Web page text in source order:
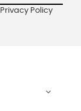
Privacy Policy
